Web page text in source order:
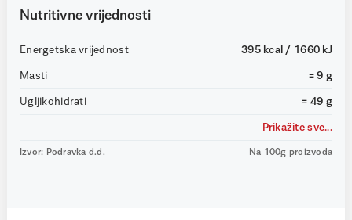
Nutritivne vrijednosti
Energetska vrijednost 395 kcal / 1660 kJ
Masti = 9 g
Ugljikohidrati = 49 g
Prikažite sve...
Izvor: Podravka d.d. Na 100g proizvoda